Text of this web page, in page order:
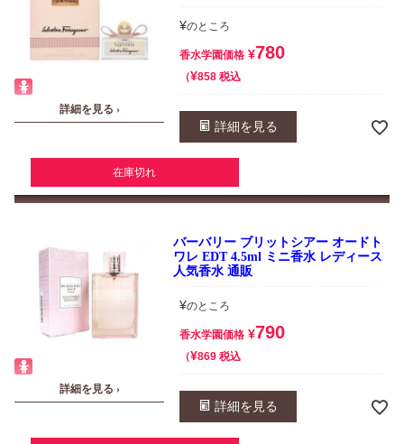
詳細を見る ›
¥のところ
香水学園価格 ¥780
¥858 税込
詳細を見る
在庫切れ
詳細を見る ›
バーバリー ブリットシアー オードト
ワレ EDT 4.5ml ミニ香水 レディース
人気香水 通販
¥のところ
香水学園価格 ¥790
¥869 税込
詳細を見る